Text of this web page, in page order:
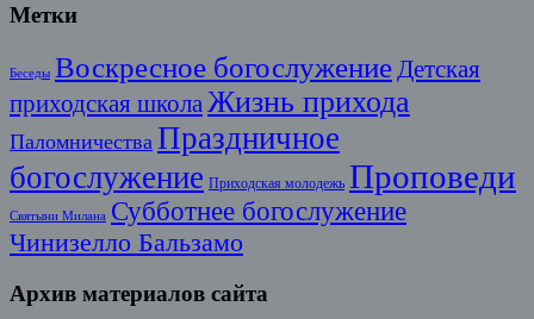
Метки
Беседы Воскресное богослужение Детская
приходская школа Жизнь прихода
Паломничества Праздничное
богослужение Приходская молодежь Проповеди
Святыни Милана Субботнее богослужение
Чинизелло Бальзамо
Архив материалов сайта